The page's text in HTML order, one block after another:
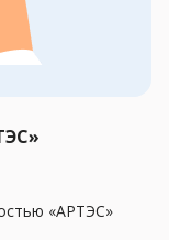
«АРТЭС»